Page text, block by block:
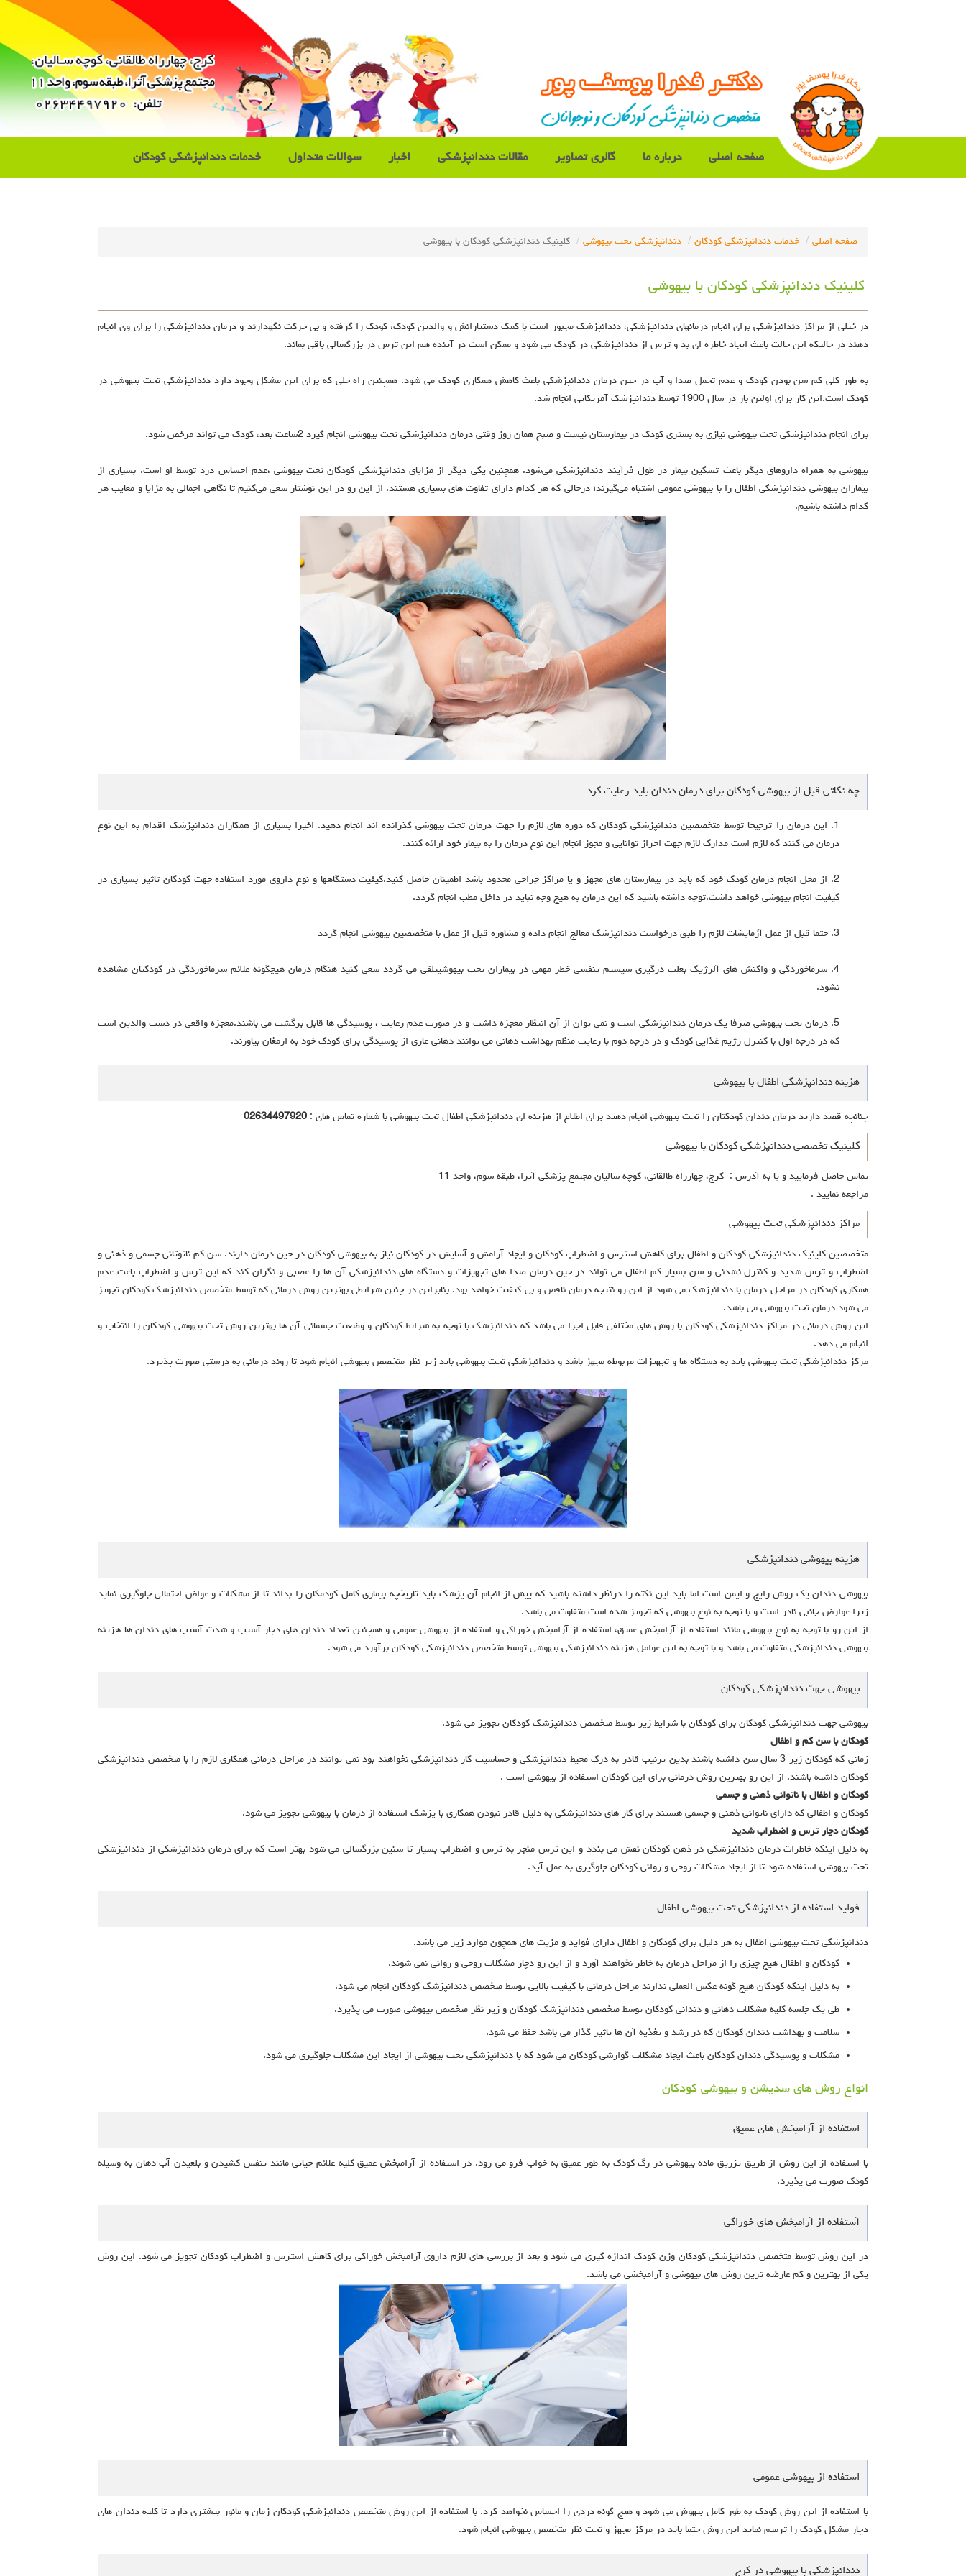
صفحه اصلی درباره ما گالری تصاویر مقالات دندانپزشکی اخبار سوالات متداول خدمات دندانپزشکی کودکان
صفحه اصلی خدمات دندانپزشکی کودکان دندانپزشکی تحت بیهوشی کلینیک دندانپزشکی کودکان با بیهوشی
کلینیک دندانپزشکی کودکان با بیهوشی
در خیلی از مراکز دندانپزشکی برای انجام درمانهای دندانپزشکی، دندانپزشک مجبور است با کمک دستیارانش و والدین کودک، کودک را گرفته و بی حرکت نگهدارند و درمان دندانپزشکی را برای وی انجام
دهند در حالیکه این حالت باعث ایجاد خاطره ای بد و ترس از دندانپزشکی در کودک می شود و ممکن است در آینده هم این ترس در بزرگسالی باقی بماند.
به طور کلی کم سن بودن کودک و عدم تحمل صدا و آب در حین درمان دندانپزشکی باعث کاهش همکاری کودک می شود. همچنین راه حلی که برای این مشکل وجود دارد دندانپزشکی تحت بیهوشی در
کودک است.این کار برای اولین بار در سال 1900 توسط دندانپزشک آمریکایی انجام شد.
برای انجام دندانپزشکی تحت بیهوشی نیازی به بستری کودک در بیمارستان نیست و صبح همان روز وقتی درمان دندانپزشکی تحت بیهوشی انجام گیرد 2ساعت بعد، کودک می تواند مرخص شود.
بیهوشی به همراه داروهای دیگر باعث تسکین بیمار در طول فرآیند دندانپزشکی می‌شود. همچنین یکی دیگر از مزایای دندانپزشکی کودکان تحت بیهوشی‌ ،عدم احساس درد توسط او است. بسیاری از
بیماران بیهوشی دندانپزشکی اطفال را با بیهوشی عمومی اشتباه می‌گیرند؛ درحالی‌ که هر کدام دارای تفاوت‌ های بسیاری هستند. از این‌ رو در این نوشتار سعی می‌کنیم تا نگاهی اجمالی به مزایا و معایب هر
کدام داشته باشیم.
چه نکاتی قبل از بیهوشی کودکان برای درمان دندان باید رعایت کرد
1. این درمان را ترجیحا توسط متخصصین دندانپزشکی کودکان که دوره های لازم را جهت درمان تحت بیهوشی گذرانده اند انجام دهید. اخیرا بسیاری از همکاران دندانپزشک اقدام به این نوع
درمان می کنند که لازم است مدارک لازم جهت احراز توانایی و مجوز انجام این نوع درمان را به بیمار خود ارائه کنند.
2. از محل انجام درمان کودک خود که باید در بیمارستان های مجهز و یا مراکز جراحی محدود باشد اطمینان حاصل کنید.کیفیت دستگاهها و نوع داروی مورد استفاده جهت کودکان تاثیر بسیاری در
کیفیت انجام بیهوشی خواهد داشت.توجه داشته باشید که این درمان به هیچ وجه نباید در داخل مطب انجام گردد.
3. حتما قبل از عمل آزمایشات لازم را طبق درخواست دندانپزشک معالج انجام داده و مشاوره قبل از عمل با متخصصین بیهوشی انجام گردد
4. سرماخوردگی و واکنش های آلرژیک بعلت درگیری سیستم تنفسی خطر مهمی در بیماران تحت بیهوشیتلقی می گردد سعی کنید هنگام درمان هیچگونه علائم سرماخوردگی در کودکتان مشاهده
نشود.
5. درمان تحت بیهوشی صرفا یک درمان دندانپزشکی است و نمی توان از آن انتظار معجزه داشت و در صورت عدم رعایت ، پوسیدگی ها قابل برگشت می باشند.معجزه واقعی در دست والدین است
که در درجه اول با کنترل رژیم غذایی کودک و در درجه دوم با رعایت منظم بهداشت دهانی می توانند دهانی عاری از پوسیدگی برای کودک خود به ارمغان بیاورند.
هزینه دندانپزشکی اطفال با بیهوشی
چنانچه قصد دارید درمان دندان کودکتان را تحت بیهوشی انجام دهید برای اطلاع از هزینه ای دندانپزشکی اطفال تحت بیهوشی با شماره تماس های :02634497920
کلینیک تخصصی دندانپزشکی کودکان با بیهوشی
تماس حاصل فرمایید و یا به آدرس : کرج، چهارراه طالقانی، کوچه سالیان مجتمع پزشکی آترا، طبقه سوم، واحد 11
مراجعه نمایید .
مراکز دندانپزشکی تحت بیهوشی
متخصصین کلینیک دندانپزشکی کودکان و اطفال برای کاهش استرس و اضطراب کودکان و ایجاد آرامش و آسایش در کودکان نیاز به بیهوشی کودکان در حین درمان دارند. سن کم ناتوتانی جسمی و ذهنی و
اضطراب و ترس شدید و کنترل نشدنی و سن بسیار کم اطفال می تواند در حین درمان صدا های تجهیزات و دستگاه های دندانپزشکی آن ها را عصبی و نگران کند که این ترس و اضطراب باعث عدم
همکاری کودکان در مراحل درمان با دندانپزشک می شود از این رو نتیجه درمان ناقص و بی کیفیت خواهد بود. بنابراین در چنین شرایطی بهترین روش درمانی که توسط متخصص دندانپزشک کودکان تجویز
می شود درمان تحت بیهوشی می باشد.
این روش درمانی در مراکز دندانپزشکی کودکان با روش های مختلفی قابل اجرا می باشد که دندانپزشک با توجه به شرایط کودکان و وضعیت جسمانی آن ها بهترین روش تحت بیهوشی کودکان را انتخاب و
انجام می دهد.
مرکز دندانپزشکی تحت بیهوشی باید به دستگاه ها و تجهیزات مربوطه مجهز باشد و دندانپزشکی تحت بیهوشی باید زیر نظر متخصص بیهوشی انجام شود تا روند درمانی به درستی صورت پذیرد.
هزینه بیهوشی دندانپزشکی
بیهوشی دندان یک روش رایج و ایمن است اما باید این نکته را درنظر داشته باشید که پیش از انجام آن پزشک باید تاریخچه بیماری کامل کودمکان را بداند تا از مشکلات و عواض احتمالی جلوگیری نماید
زیرا عوارض جانبی نادر است و با توجه به نوع بیهوشی که تجویز شده است متفاوت می باشد.
از این رو با توجه به نوع بیهوشی مانند استفاده از آرامبخش عمیق، استفاده از آرامبخش خوراکی و استفاده از بیهوشی عمومی و همچنین تعداد دندان های دچار آسیب و شدت آسیب های دندان ها هزینه
بیهوشی دندانپزشکی متفاوت می باشد و با توجه به این عوامل هزینه دندانپزشکی بیهوشی توسط متخصص دندانپزشکی کودکان برآورد می شود.
بیهوشی جهت دندانپزشکی کودکان
بیهوشی جهت دندانپزشکی کودکان برای کودکان با شرایط زیر توسط متخصص دندانپزشک کودکان تجویز می شود.
کودکان با سن کم و اطفال
زمانی که کودکان زیر 3 سال سن داشته باشند بدین ترنیب قادر به درک محیط دندانپزشکی و حساسیت کار دندانپزشکی نخواهند بود نمی توانند در مراحل درمانی همکاری لازم را با متخصص دندانپزشکی
کودکان داشته باشند. از این رو بهترین روش درمانی برای این کودکان استفاده از بیهوشی است .
کودکان و اطفال با ناتوانی ذهنی و جسمی
کودکان و اطفالی که دارای ناتوانی ذهنی و جسمی هستند برای کار های دندانپزشکی به دلیل قادر نبودن همکاری با پزشک استفاده از درمان با بیهوشی تجویز می شود.
کودکان دچار ترس و اضطراب شدید
به دلیل اینکه خاطرات درمان دندانپزشکی در ذهن کودکان نقش می بندد و این ترس منجر به ترس و اضطراب بسیار تا سنین بزرگسالی می شود بهتر است که برای درمان دندانپزشکی از دندانپزشکی
تحت بیهوشی استفاده شود تا از ایجاد مشکلات روحی و روانی کودکان جلوگیری به عمل آید.
فواید استفاده از دندانپزشکی تحت بیهوشی اطفال
دندانپزشکی تحت بیهوشی اطفال به هر دلیل برای کودکان و اطفال دارای فواید و مزیت های همچون موارد زیر می باشد.
کودکان و اطفال هیچ چیزی را از مراحل درمان به خاطر نخواهند آورد و از این رو دچار مشکلات روحی و روانی نمی شوند.
به دلیل اینکه کودکان هیچ گونه عکس العملی ندارند مراحل درمانی با کیفیت بالایی توسط متخصص دندانپزشک کودکان انجام می شود.
طی یک جلسه کلیه مشکلات دهانی و دندانی کودکان توسط متخصص دندانپزشک کودکان و زیر نظر متخصص بیهوشی صورت می پذیرد.
سلامت و بهداشت دندان کودکان که در رشد و تغذیه آن ها تاثیر گذار می باشد حفظ می شود.
مشکلات و پوسیدگی دندان کودکان باعث ایجاد مشکلات گوارشی کودکان می شود که با دندانپزشکی تحت بیهوشی از ایجاد این مشکلات جلوگیری می شود.
انواع روش های سدیشن و بیهوشی کودکان
استفاده از آرامبخش های عمیق
با استفاده از این روش از طریق تزریق ماده بیهوشی در رگ کودک به طور عمیق به خواب فرو می رود. در استفاده از آرامبخش عمیق کلیه علائم حیاتی مانند تنفس کشیدن و بلعیدن آب دهان به وسیله
کودک صورت می پذیرد.
آستفاده از آرامبخش های خوراکی
در این روش توسط متخصص دندانپزشکی کودکان وزن کودک اندازه گیری می شود و بعد از بررسی های لازم داروی آرامبخش خوراکی برای کاهش استرس و اضطراب کودکان تجویز می شود. این روش
یکی از بهترین و کم عارضه ترین روش های بیهوشی و آرامبخشی می باشد.
استفاده از بیهوشی عمومی
با استفاده از این روش کودک به طور کامل بیهوش می شود و هیچ گونه دردی را احساس نخواهد کرد. با استفاده از این روش متخصص دندانپزشکی کودکان زمان و مانور بیشتری دارد تا کلیه دندان های
دچار مشکل کودک را ترمیم نماید این روش حتما باید در مرکز مجهز و تحت نظر متخصص بیهوشی انجام شود.
دندانپزشکی با بیهوشی در کرج